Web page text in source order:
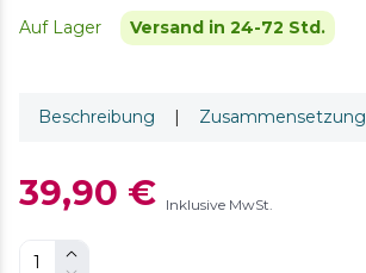
Auf Lager Versand in 24-72 Std.
Beschreibung | Zusammensetzung
39,90 € Inklusive MwSt.